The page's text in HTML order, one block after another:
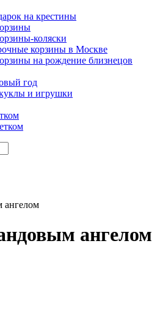
на крестины
коляски
корзины в Москве
на рождение близнецов
год
и игрушки
ангелом
ангелом